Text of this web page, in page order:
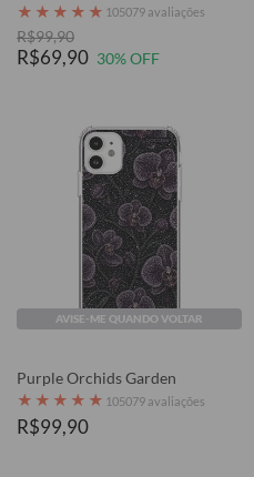
★ ★ ★ ★ ★ 105079 avaliações
R$99,90
R$69,90 30% OFF
AVISE-ME QUANDO VOLTAR
Purple Orchids Garden
★ ★ ★ ★ ★ 105079 avaliações
R$99,90